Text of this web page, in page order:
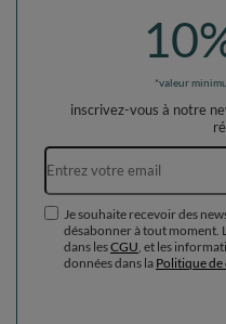
pliable pour les enfant, beige clair:
beige pastel/cuivre/blanc/noir, 300
NOUS AVONS
VOUS